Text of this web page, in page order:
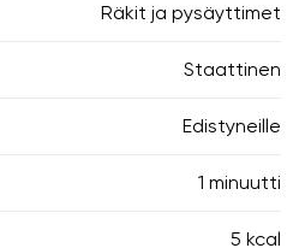
Räkit ja pysäyttimet
Staattinen
Edistyneille
1 minuutti
5 kcal